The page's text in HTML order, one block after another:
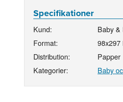
Specifikationer
Kund:
Baby &
Format:
98x297
Distribution:
Papper
Kategorier:
Baby